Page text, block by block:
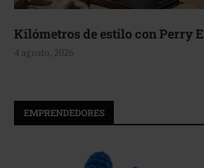
de estilo con Perry Ellis
EMPRENDEDORES